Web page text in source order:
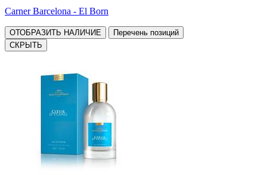
Carner Barcelona - El Born
ОТОБРАЗИТЬ НАЛИЧИЕ
Перечень позиций
СКРЫТЬ